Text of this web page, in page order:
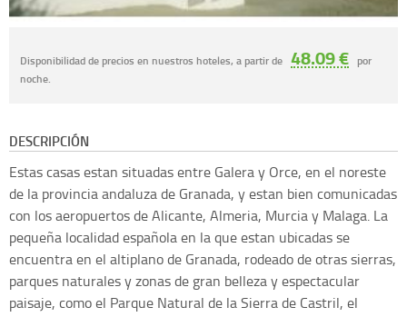
Disponibilidad de precios en nuestros hoteles, a partir de 48.09 € por
noche.
DESCRIPCIÓN
Estas casas estan situadas entre Galera y Orce, en el noreste
de la provincia andaluza de Granada, y estan bien comunicadas
con los aeropuertos de Alicante, Almeria, Murcia y Malaga. La
pequeña localidad española en la que estan ubicadas se
encuentra en el altiplano de Granada, rodeado de otras sierras,
parques naturales y zonas de gran belleza y espectacular
paisaje, como el Parque Natural de la Sierra de Castril, el